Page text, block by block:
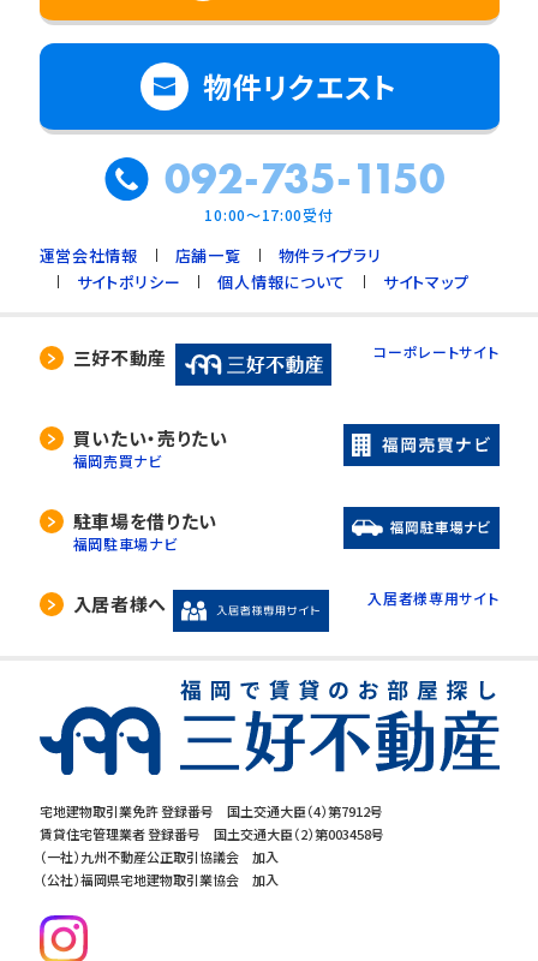
宅地建物取引業免許 登録番号 国土交通大臣（4）第7912号
賃貸住宅管理業者 登録番号 国土交通大臣（2）第003458号
（一社）九州不動産公正取引協議会 加入
（公社）福岡県宅地建物取引業協会 加入
物件リクエスト
092-735-1150
10:00～17:00受付
運営会社情報 店舗一覧
物件ライブラリ
サイトポリシー
個人情報について サイトマップ
三好不動産 コーポレートサイト
買いたい・売りたい
福岡売買ナビ
駐車場を借りたい
福岡駐車場ナビ
入居者様へ 入居者様専用サイト